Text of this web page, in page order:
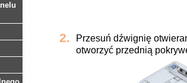
Przesuń dźwignię
otworzyć przednią